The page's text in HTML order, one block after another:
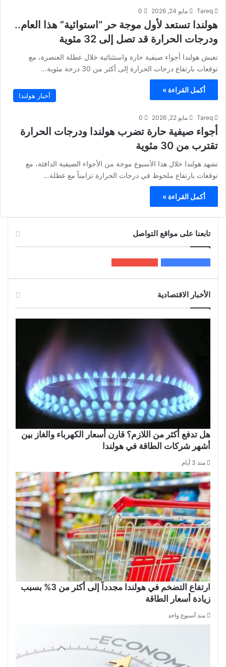
Tareq مايو 24, 2026 0
هولندا تستعد لأول موجة حر “استوائية” هذا العام..
ودرجات الحرارة قد تصل إلى 32 مئوية
تعيش هولندا أجواء صيفية حارة واستثنائية خلال عطلة العنصرة، مع
توقعات بارتفاع درجات الحرارة إلى أكثر من 30 درجة مئوية…
أكمل القراءة »
أخبار هولندا
Tareq مايو 22, 2026 0
أجواء صيفية حارة تضرب هولندا ودرجات الحرارة
تقترب من 30 مئوية
تشهد هولندا خلال هذا الأسبوع موجة من الأجواء الصيفية الدافئة، مع
توقعات بارتفاع ملحوظ في درجات الحرارة تزامناً مع عطلة…
أكمل القراءة »
تابعنا على مواقع التواصل
الأخبار الاقتصادية
هل تدفع أكثر من اللازم؟ قارن أسعار الكهرباء والغاز بين
أشهر شركات الطاقة في هولندا
منذ 3 أيام
ارتفاع التضخم في هولندا مجدداً إلى أكثر من 3% بسبب
زيادة أسعار الطاقة
منذ أسبوع واحد